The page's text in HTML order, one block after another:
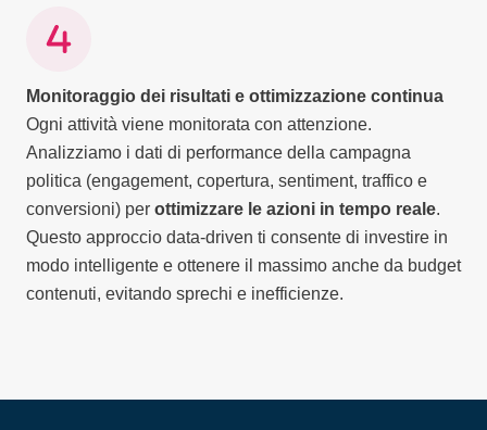
Monitoraggio dei risultati e ottimizzazione continua
Ogni attività viene monitorata con attenzione.
Analizziamo i dati di performance della campagna
politica (engagement, copertura, sentiment, traffico e
conversioni) per ottimizzare le azioni in tempo reale.
Questo approccio data-driven ti consente di investire in
modo intelligente e ottenere il massimo anche da budget
contenuti, evitando sprechi e inefficienze.